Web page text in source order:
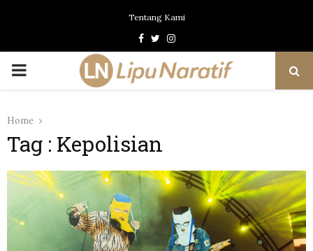
Tentang Kami
Facebook
TwitterInstagram
PRIMARY
Home
Tag : Kepolisian